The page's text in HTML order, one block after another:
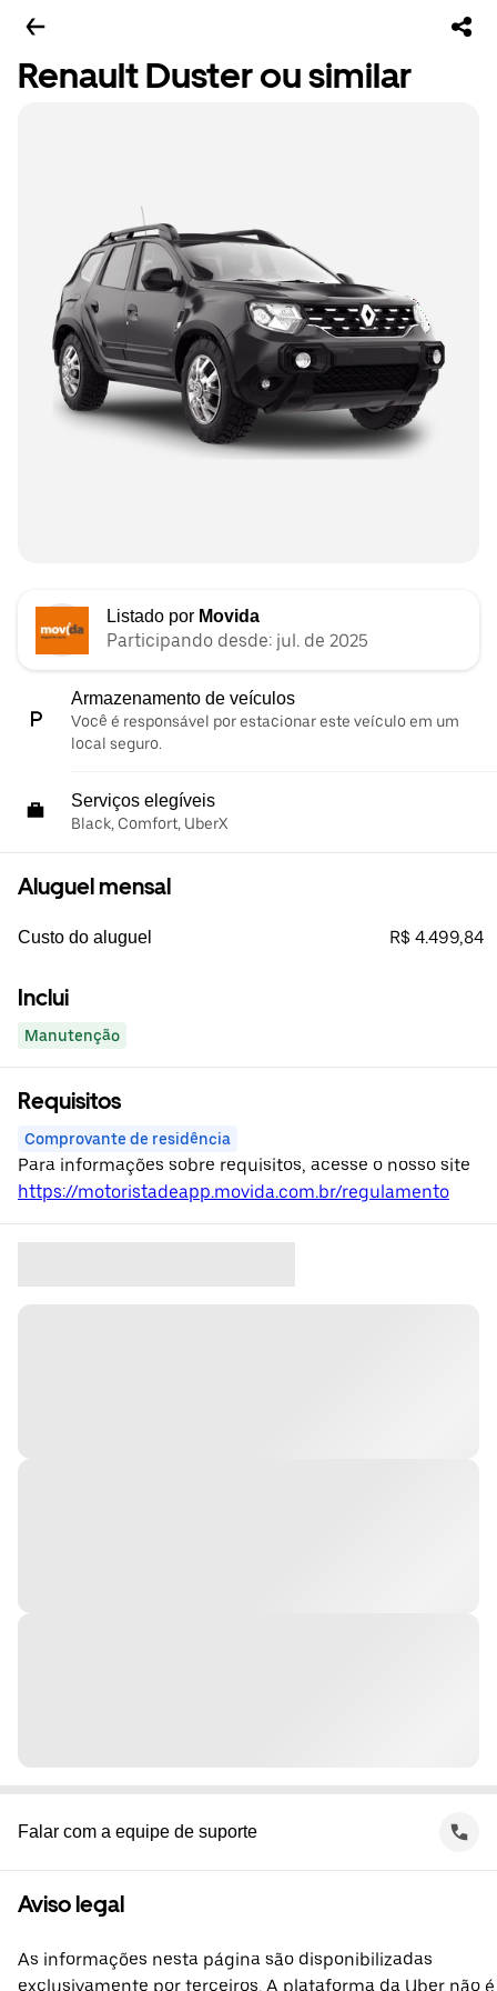
Renault Duster ou similar
Listado por Movida
Participando desde: jul. de 2025
Armazenamento de veículos
Você é responsável por estacionar este veículo em um
local seguro.
Serviços elegíveis
Black, Comfort, UberX
Aluguel mensal
Custo do aluguel R$ 4.499,84
Inclui
Manutenção
Requisitos
Comprovante de residência
Para informações sobre requisitos, acesse o nosso site
https://motoristadeapp.movida.com.br/regulamento
Falar com a equipe de suporte
Aviso legal
As informações nesta página são disponibilizadas
exclusivamente por terceiros. A plataforma da Uber não é